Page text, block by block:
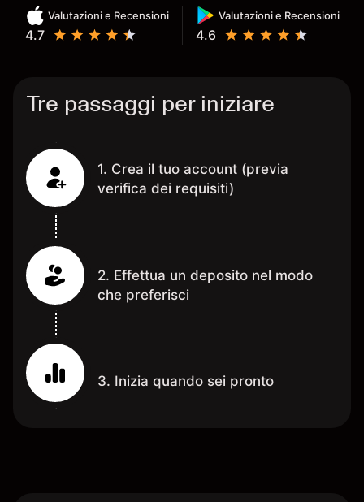
Valutazioni e Recensioni
4.7
Valutazioni e Recensioni
4.6
Tre passaggi per iniziare
1. Crea il tuo account (previa
verifica dei requisiti)
2. Effettua un deposito nel modo
che preferisci
3. Inizia quando sei pronto